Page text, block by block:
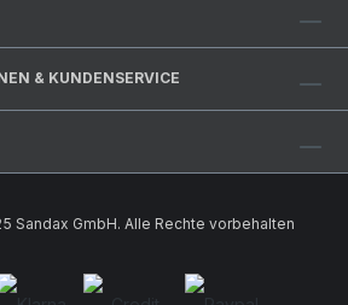
& KUNDENSERVICE
Sandax GmbH. Alle Rechte vorbehalten